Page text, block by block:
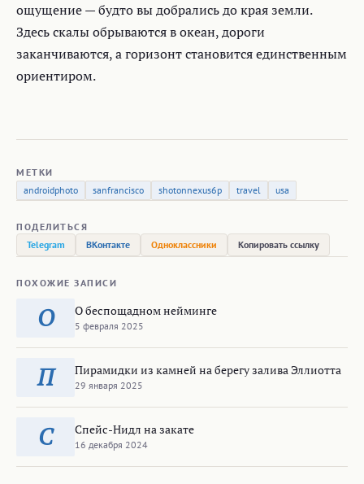
ощущение — будто вы добрались до края земли.
Здесь скалы обрываются в океан, дороги
заканчиваются, а горизонт становится единственным
ориентиром.
МЕТКИ
androidphoto
sanfrancisco shotonnexus6p travel usa
ПОДЕЛИТЬСЯ
Telegram
ВКонтакте Одноклассники Копировать ссылку
ПОХОЖИЕ ЗАПИСИ
О О беспощадном нейминге
5 февраля 2025
П Пирамидки из камней на берегу залива Эллиотта
29 января 2025
С Спейс-Нидл на закате
16 декабря 2024